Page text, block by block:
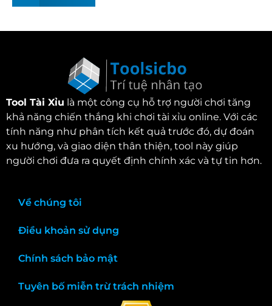
Tool Tài Xỉu là một công cụ hỗ trợ người chơi tăng
khả năng chiến thắng khi chơi tài xỉu online. Với các
tính năng như phân tích kết quả trước đó, dự đoán
xu hướng, và giao diện thân thiện, tool này giúp
người chơi đưa ra quyết định chính xác và tự tin hơn.
Về chúng tôi
Điều khoản sử dụng
Chính sách bảo mật
Tuyên bố miễn trừ trách nhiệm